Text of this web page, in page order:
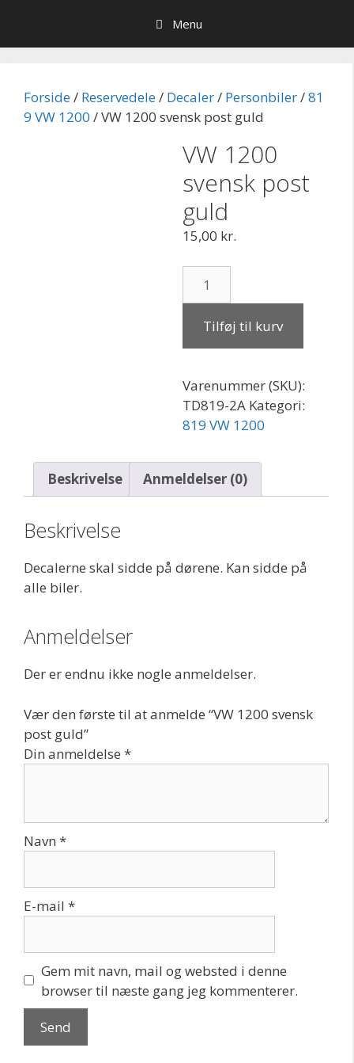
indhold
Menu
Forside/ Reservedele/ Decaler/ Personbiler/81
9 VW 1200 / VW 1200 svensk post guld
VW 1200
svensk post
guld
15,00 kr.
1200
post
guld
Tilføj til kurv
Varenummer (SKU):
TD819-2A Kategori:
819 VW 1200
Beskrivelse Anmeldelser (0)
Beskrivelse
Decalerne skal sidde på dørene. Kan sidde på
alle biler.
Anmeldelser
Der er endnu ikke nogle anmeldelser.
Vær den første til at anmelde “VW 1200 svensk
post guld”
Din anmeldelse *
Navn *
E-mail *
Gem mit navn, mail og websted i denne
browser til næste gang jeg kommenterer.